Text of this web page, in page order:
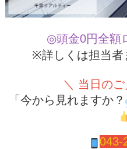
◎頭金0円全額
※詳しくは担当者
＼ 当日の
「今から見れますか？
043-